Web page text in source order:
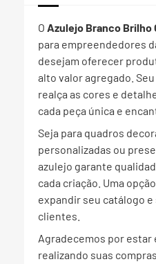
O Azulejo Branco Brilho
para empreendedores
desejam oferecer
alto valor agregado.
realça as cores e
cada peça única e
Seja para quadros
personalizadas ou
azulejo garante
cada criação. Uma
expandir seu catálogo
clientes.
Agradecemos por estar
realizando suas compras.